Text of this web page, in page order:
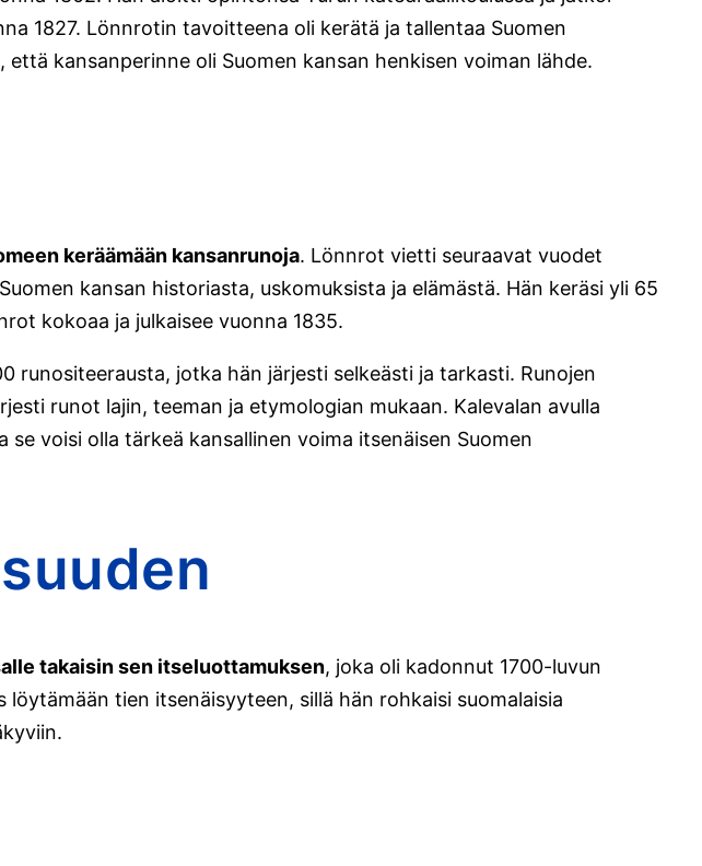
1827. Lönnrotin tavoitteena oli kerätä ja tallentaa Suomen
kansanperinne oli Suomen kansan henkisen voiman lähde.
keräämään kansanrunoja. Lönnrot vietti seuraavat vuodet
kansan historiasta, uskomuksista ja elämästä. Hän keräsi yli 65
kokoaa ja julkaisee vuonna 1835.
runositeerausta, jotka hän järjesti selkeästi ja tarkasti. Runojen
runot lajin, teeman ja etymologian mukaan. Kalevalan avulla
voisi olla tärkeä kansallinen voima itsenäisen Suomen
takaisin sen itseluottamuksen, joka oli kadonnut 1700-luvun
tien itsenäisyyteen, sillä hän rohkaisi suomalaisia